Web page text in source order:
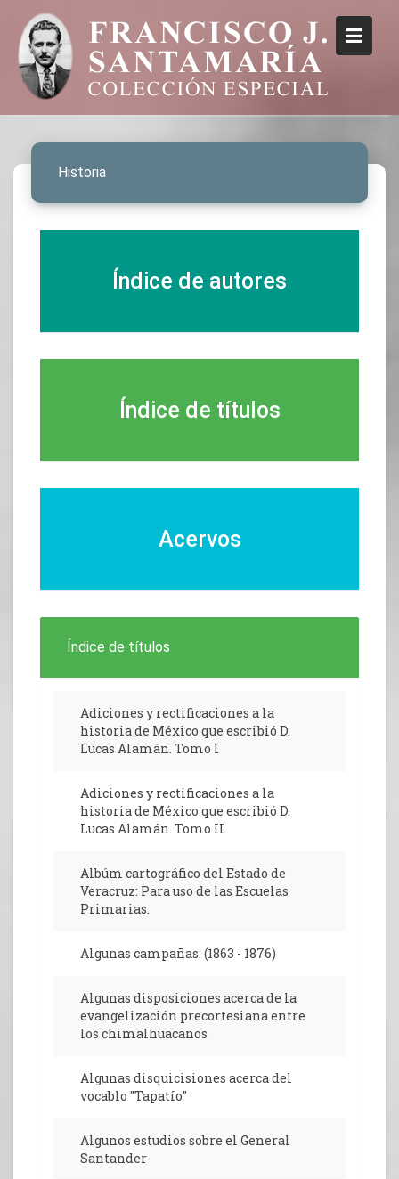
Historia
Índice de autores
Índice de títulos
Acervos
Índice de títulos
Adiciones y rectificaciones a la
historia de México que escribió D.
Lucas Alamán. Tomo I
Adiciones y rectificaciones a la
historia de México que escribió D.
Lucas Alamán. Tomo II
Albúm cartográfico del Estado de
Veracruz: Para uso de las Escuelas
Primarias.
Algunas campañas: (1863 - 1876)
Algunas disposiciones acerca de la
evangelización precortesiana entre
los chimalhuacanos
Algunas disquicisiones acerca del
vocablo "Tapatío"
Algunos estudios sobre el General
Santander